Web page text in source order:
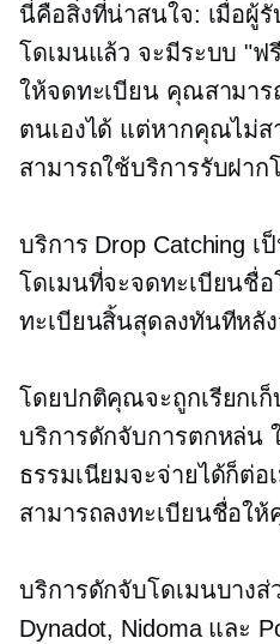
นี่คือสิ่งที่น่าสนใจ: เมื่อผู้
โดเมนแล้ว จะมีระบบ "ฟ
ให้จดทะเบียน คุณสามาร
ตนเองได้ แต่หากคุณไม่
สามารถใช้บริการรับฝาก
บริการ Drop Catching
โดเมนที่จะจดทะเบียนชื่อ
ทะเบียนสิ้นสุดลงทันทีหลั
โดยปกติคุณจะถูกเรียกเ
บริการดักจับการตกหล่น
ธรรมเนียมจะจ่ายได้ก็ต่อ
สามารถลงทะเบียนชื่อให้
บริการดักจับโดเมนบางส่
Dynadot, Nidoma และ